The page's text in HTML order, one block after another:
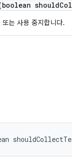
should
는 사용 중지합니다.